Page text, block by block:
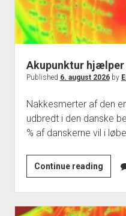
Akupunktur hjælper
Published 6. august 2026by
Nakkesmerter af den
udbredt i den danske
% af danskerne vil i
Continue reading
på